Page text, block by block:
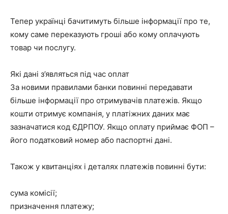
Тепер українці бачитимуть більше інформації про те,
кому саме переказують гроші або кому оплачують
товар чи послугу.
Які дані з’являться під час оплат
За новими правилами банки повинні передавати
більше інформації про отримувачів платежів. Якщо
кошти отримує компанія, у платіжних даних має
зазначатися код ЄДРПОУ. Якщо оплату приймає ФОП –
його податковий номер або паспортні дані.
Також у квитанціях і деталях платежів повинні бути:
сума комісії;
призначення платежу;